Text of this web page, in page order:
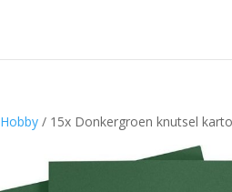
Hobby / 15x Donkergroen knutsel